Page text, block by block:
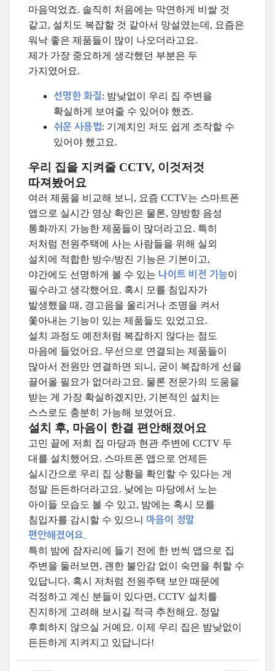
마음먹었죠. 솔직히 처음에는 막연하게 비쌀 것
같고, 설치도 복잡할 것 같아서 망설였는데, 요즘은
워낙 좋은 제품들이 많이 나오더라고요.
제가 가장 중요하게 생각했던 부분은 두
가지였어요.
선명한 화질 : 밤낮없이 우리 집 주변을
확실하게 보여줄 수 있어야 했죠.
쉬운 사용법: 기계치인 저도 쉽게 조작할 수
있어야 했고요.
우리 집을 지켜줄 CCTV, 이것저것
따져봤어요
여러 제품을 비교해 보니, 요즘 CCTV는 스마트폰
앱으로 실시간 영상 확인은 물론, 양방향 음성
통화까지 가능한 제품들이 많더라고요. 특히
저처럼 전원주택에 사는 사람들을 위해 실외
설치에 적합한 방수/방진 기능은 기본이고,
야간에도 선명하게 볼 수 있는 나이트 비전 기능이
필수라고 생각했어요. 혹시 모를 침입자가
발생했을 때, 경고음을 울리거나 조명을 켜서
쫓아내는 기능이 있는 제품들도 있었고요.
설치 과정도 예전처럼 복잡하지 않다는 점도
마음에 들었어요. 무선으로 연결되는 제품들이
많아서 전원만 연결하면 되니, 굳이 복잡하게 선을
끌어올 필요가 없더라고요. 물론 전문가의 도움을
받는 게 가장 확실하겠지만, 기본적인 설치는
스스로도 충분히 가능해 보였어요.
설치 후, 마음이 한결 편안해졌어요
고민 끝에 저희 집 마당과 현관 주변에 CCTV 두
대를 설치했어요. 스마트폰 앱으로 언제든
실시간으로 우리 집 상황을 확인할 수 있다는 게
정말 든든하더라고요. 낮에는 마당에서 노는
아이들 모습도 볼 수 있고, 밤에는 혹시 모를
침입자를 감시할 수 있으니
마음이 정말
편안해졌어요.
특히 밤에 잠자리에 들기 전에 한 번씩 앱으로 집
주변을 둘러보면, 괜한 불안감 없이 숙면을 취할 수
있답니다. 혹시 저처럼 전원주택 보안 때문에
걱정하고 계신 분들이 있다면, CCTV 설치를
진지하게 고려해 보시길 적극 추천해요. 정말
후회하지 않으실 거예요. 이제 우리 집은 밤낮없이
든든하게 지켜지고 있답니다!